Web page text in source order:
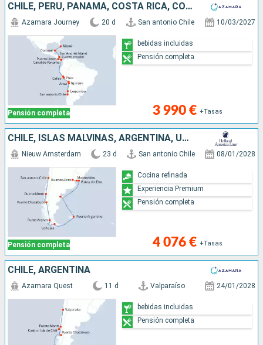
CHILE, PERÚ, PANAMÁ, COSTA RICA, COLOMBIA, MÉXICO, ESTADOS UNIDOS
Pensión completa
Azamara Journey 20 d San antonio Chile 10/03/2027
3 990 € +Tasas
bebidas incluidas
Pensión completa
CHILE, ISLAS MALVINAS, ARGENTINA, URUGUAY
Pensión completa
Nieuw Amsterdam 23 d San antonio Chile 08/01/2028
4 076 € +Tasas
Cocina refinada
Experiencia Premium
Pensión completa
CHILE, ARGENTINA
Azamara Quest 11 d Valparaíso 24/01/2028
bebidas incluidas
Pensión completa